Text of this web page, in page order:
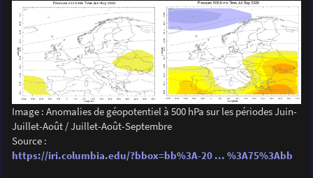
Image : Anomalies de géopotentiel à 500 hPa sur les périodes Juin-
Juillet-Août / Juillet-Août-Septembre
Source :
https://iri.columbia.edu/?bbox=bb%3A-20 ... %3A75%3Abb